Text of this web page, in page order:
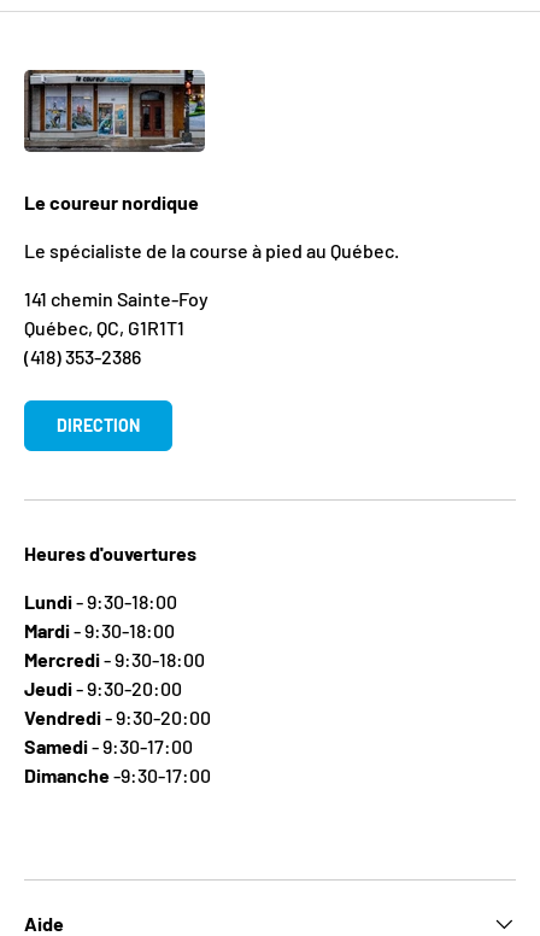
Le coureur nordique
Le spécialiste de la course à pied au Québec.
141 chemin Sainte-Foy
Québec, QC, G1R1T1
(418) 353-2386
DIRECTION
Heures d'ouvertures
Lundi- 9:30-18:00
Mardi- 9:30-18:00
Mercredi- 9:30-18:00
Jeudi- 9:30-20:00
Vendredi- 9:30-20:00
Samedi- 9:30-17:00
Dimanche-9:30-17:00
Aide